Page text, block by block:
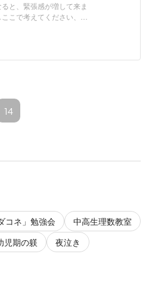
と、緊張感が増して来ま
こで考えてください、
14
コネ」勉強会
中高生理数教室
児期の躾
夜泣き